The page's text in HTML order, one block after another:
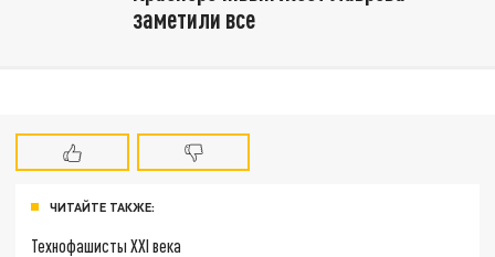
заметили все
ЧИТАЙТЕ ТАКЖЕ:
Технофашисты XXI века